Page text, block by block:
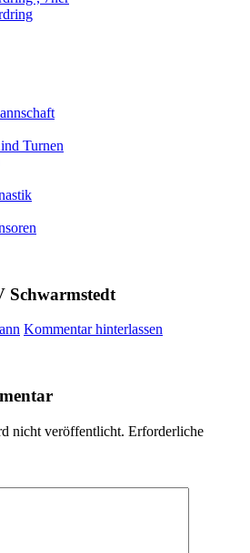
Turnen
Schwarmstedt
Kommentar hinterlassen
nicht veröffentlicht. Erforderliche